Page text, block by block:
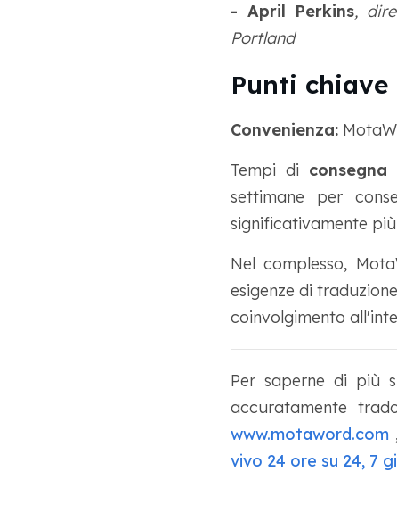
- April Perkins,
Portland
Punti
Convenienza:
Tempi di
settimane per
significativamente
Nel complesso,
esigenze di
coinvolgimento
Per saperne di più
accuratamente
www.motaword.com
vivo 24 ore su 24, 7